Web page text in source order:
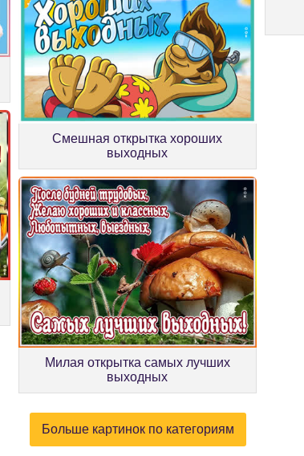
Смешная открытка хороших
выходных
Милая открытка самых лучших
выходных
Больше картинок по категориям